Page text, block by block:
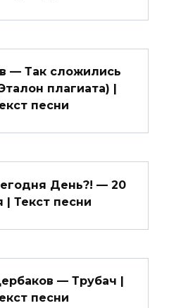
— Так сложились
плагиата) |
песни
День?! — 20
| Текст песни
— Трубач |
песни